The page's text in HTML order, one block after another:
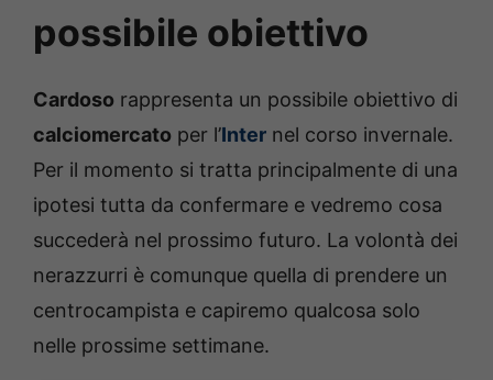
possibile obiettivo
Cardoso rappresenta un possibile obiettivo di
calciomercato per l’Inter nel corso invernale.
Per il momento si tratta principalmente di una
ipotesi tutta da confermare e vedremo cosa
succederà nel prossimo futuro. La volontà dei
nerazzurri è comunque quella di prendere un
centrocampista e capiremo qualcosa solo
nelle prossime settimane.